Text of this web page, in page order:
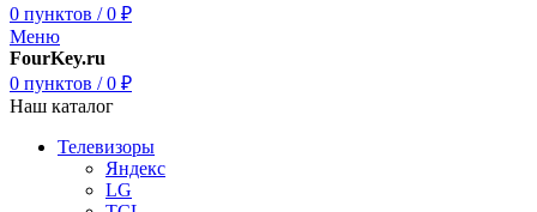
0 пунктов / 0 ₽
Меню
FourKey.ru
0 пунктов / 0 ₽
Наш каталог
Телевизоры
Яндекс
LG